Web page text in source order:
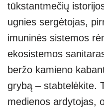
tūkstantmečių
ugnies sergėtojas,
imuninės sistemos
ekosistemos
beržo kamieno
grybą – stabtelėkite.
medienos ardytojas,